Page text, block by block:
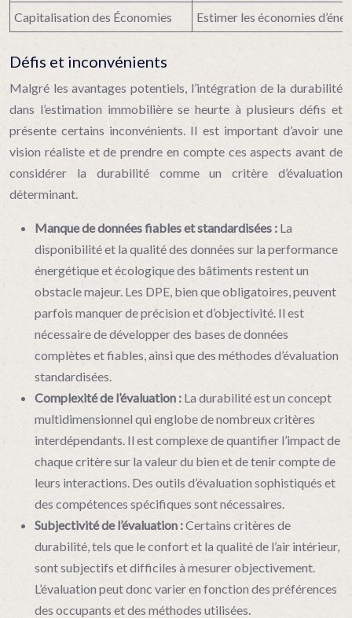
Capitalisation des Économies
Estimer les économies
Défis et inconvénients
Malgré les avantages potentiels, l’intégration de la durabilité
dans l’estimation immobilière se heurte à plusieurs défis et
présente certains inconvénients. Il est important d’avoir une
vision réaliste et de prendre en compte ces aspects avant de
considérer la durabilité comme un critère d’évaluation
déterminant.
Manque de données fiables et standardisées : La
disponibilité et la qualité des données sur la performance
énergétique et écologique des bâtiments restent un
obstacle majeur. Les DPE, bien que obligatoires, peuvent
parfois manquer de précision et d’objectivité. Il est
nécessaire de développer des bases de données
complètes et fiables, ainsi que des méthodes d’évaluation
standardisées.
Complexité de l’évaluation : La durabilité est un concept
multidimensionnel qui englobe de nombreux critères
interdépendants. Il est complexe de quantifier l’impact de
chaque critère sur la valeur du bien et de tenir compte de
leurs interactions. Des outils d’évaluation sophistiqués et
des compétences spécifiques sont nécessaires.
Subjectivité de l’évaluation :Certains critères de
durabilité, tels que le confort et la qualité de l’air intérieur,
sont subjectifs et difficiles à mesurer objectivement.
L’évaluation peut donc varier en fonction des préférences
des occupants et des méthodes utilisées.